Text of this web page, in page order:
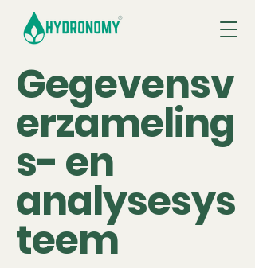
Gegevensv
erzameling
s- en
analysesys
teem